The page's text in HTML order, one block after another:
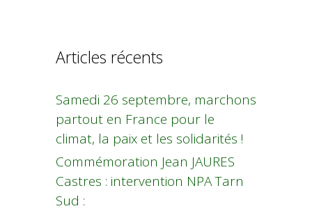
Articles récents
Samedi 26 septembre, marchons
partout en France pour le
climat, la paix et les solidarités !
Commémoration Jean JAURES
Castres : intervention NPA Tarn
Sud :